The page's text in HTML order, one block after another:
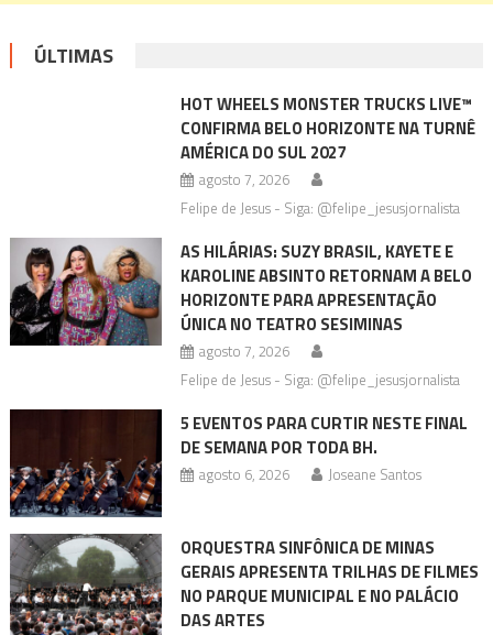
ÚLTIMAS
HOT WHEELS MONSTER TRUCKS LIVE™
CONFIRMA BELO HORIZONTE NA TURNÊ
AMÉRICA DO SUL 2027
agosto 7, 2026
Felipe de Jesus - Siga: @felipe_jesusjornalista
AS HILÁRIAS: SUZY BRASIL, KAYETE E
KAROLINE ABSINTO RETORNAM A BELO
HORIZONTE PARA APRESENTAÇÃO
ÚNICA NO TEATRO SESIMINAS
agosto 7, 2026
Felipe de Jesus - Siga: @felipe_jesusjornalista
5 EVENTOS PARA CURTIR NESTE FINAL
DE SEMANA POR TODA BH.
agosto 6, 2026 Joseane Santos
ORQUESTRA SINFÔNICA DE MINAS
GERAIS APRESENTA TRILHAS DE FILMES
NO PARQUE MUNICIPAL E NO PALÁCIO
DAS ARTES